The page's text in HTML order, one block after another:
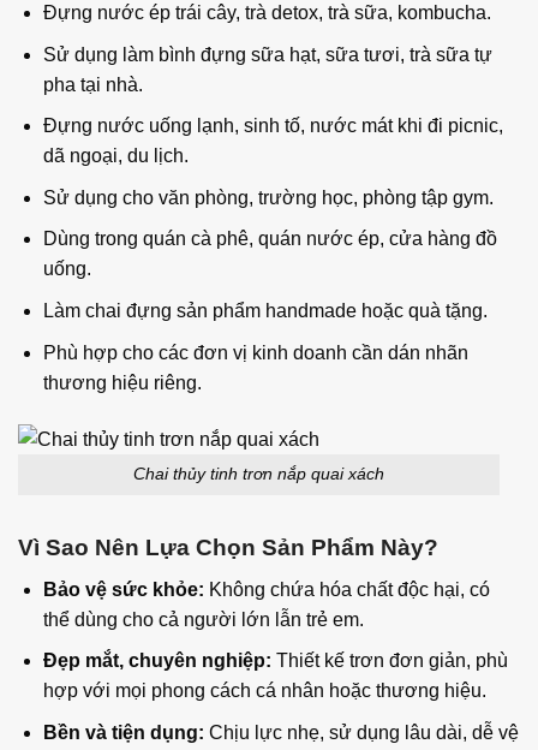
Đựng nước ép trái cây, trà detox, trà sữa, kombucha.
Sử dụng làm bình đựng sữa hạt, sữa tươi, trà sữa tự
pha tại nhà.
Đựng nước uống lạnh, sinh tố, nước mát khi đi picnic,
dã ngoại, du lịch.
Sử dụng cho văn phòng, trường học, phòng tập gym.
Dùng trong quán cà phê, quán nước ép, cửa hàng đồ
uống.
Làm chai đựng sản phẩm handmade hoặc quà tặng.
Phù hợp cho các đơn vị kinh doanh cần dán nhãn
thương hiệu riêng.
Chai thủy tinh trơn nắp quai xách
Vì Sao Nên Lựa Chọn Sản Phẩm Này?
Bảo vệ sức khỏe: Không chứa hóa chất độc hại, có
thể dùng cho cả người lớn lẫn trẻ em.
Đẹp mắt, chuyên nghiệp: Thiết kế trơn đơn giản, phù
hợp với mọi phong cách cá nhân hoặc thương hiệu.
Bền và tiện dụng: Chịu lực nhẹ, sử dụng lâu dài, dễ vệ